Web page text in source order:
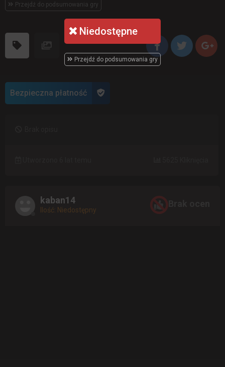
Niedostępne
Przejdź do podsumowania gry
Przejdź do podsumowania gry
Bezpieczna płatność
kaban14
Ilość: Niedostępny